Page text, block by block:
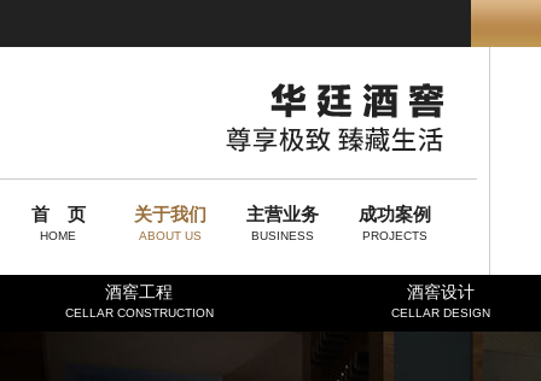
首 页
HOME
关于我们
ABOUT US
主营业务
BUSINESS
成功案例
PROJECTS
酒窖工程
CELLAR CONSTRUCTION
酒窖设计
CELLAR DESIGN